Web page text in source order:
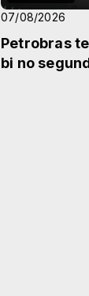
07/08/2026
Petrobras
bi no